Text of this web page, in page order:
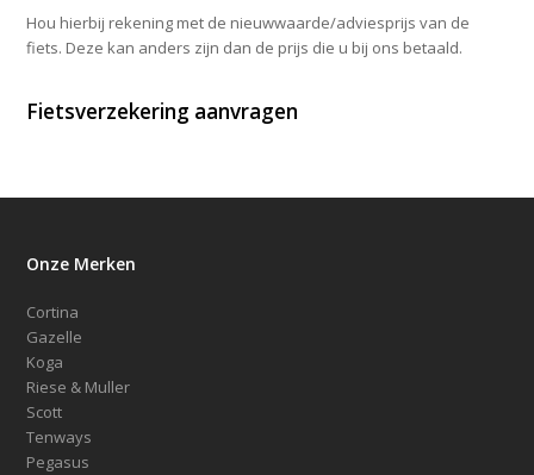
Hou hierbij rekening met de nieuwwaarde/adviesprijs van de
fiets. Deze kan anders zijn dan de prijs die u bij ons betaald.
Fietsverzekering aanvragen
Onze Merken
Cortina
Gazelle
Koga
Riese & Muller
Scott
Tenways
Pegasus